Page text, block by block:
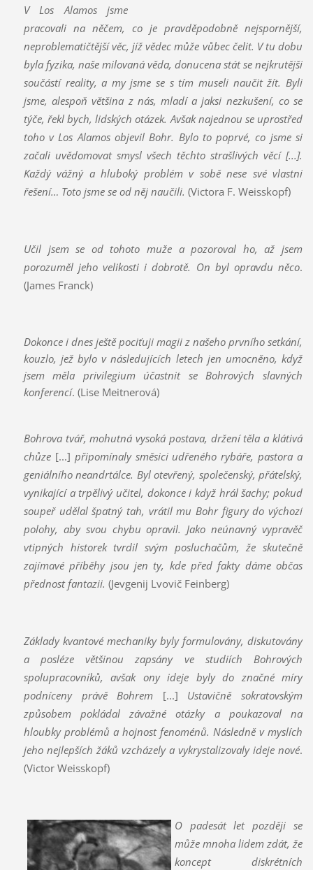
V Los Alamos jsme
pracovali na něčem, co je pravděpodobně nejspornější,
neproblematičtější věc, jíž vědec může vůbec čelit. V tu dobu
byla fyzika, naše milovaná věda, donucena stát se nejkrutější
součástí reality, a my jsme se s tím museli naučit žít. Byli
jsme, alespoň většina z nás, mladí a jaksi nezkušení, co se
týče, řekl bych, lidských otázek. Avšak najednou se uprostřed
toho v Los Alamos objevil Bohr. Bylo to poprvé, co jsme si
začali uvědomovat smysl všech těchto strašlivých věcí [...].
Každý vážný a hluboký problém v sobě nese své vlastní
řešení… Toto jsme se od něj naučili. (Victora F. Weisskopf)
Učil jsem se od tohoto muže a pozoroval ho, až jsem
porozuměl jeho velikosti i dobrotě. On byl opravdu něco.
(James Franck)
Dokonce i dnes ještě pociťuji magii z našeho prvního setkání,
kouzlo, jež bylo v následujících letech jen umocněno, když
jsem měla privilegium účastnit se Bohrových slavných
konferencí. (Lise Meitnerová)
Bohrova tvář, mohutná vysoká postava, držení těla a klátivá
chůze[...] připomínaly směsici udřeného rybáře, pastora a
geniálního neandrtálce. Byl otevřený, společenský, přátelský,
vynikající a trpělivý učitel, dokonce i když hrál šachy; pokud
soupeř udělal špatný tah, vrátil mu Bohr figury do výchozí
polohy, aby svou chybu opravil. Jako neúnavný vypravěč
vtipných historek tvrdil svým posluchačům, že skutečně
zajímavé příběhy jsou jen ty, kde před fakty dáme občas
přednost fantazii. (Jevgenij Lvovič Feinberg)
Základy kvantové mechaniky byly formulovány, diskutovány
a posléze většinou zapsány ve studiích Bohrových
spolupracovníků, avšak ony ideje byly do značné míry
podníceny právě Bohrem [...] Ustavičně sokratovským
způsobem pokládal závažné otázky a poukazoval na
hloubky problémů a hojnost fenoménů. Následně v myslích
jeho nejlepších žáků vzcházely a vykrystalizovaly ideje nové.
(Victor Weisskopf)
O padesát let později se
může mnoha lidem zdát, že
koncept diskrétních